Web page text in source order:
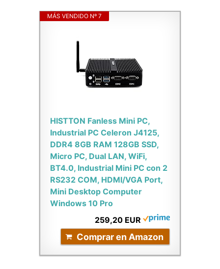
MÁS VENDIDO Nº 7
HISTTON Fanless Mini PC,
Industrial PC Celeron J4125,
DDR4 8GB RAM 128GB SSD,
Micro PC, Dual LAN, WiFi,
BT4.0, Industrial Mini PC con 2
RS232 COM, HDMI/VGA Port,
Mini Desktop Computer
Windows 10 Pro
259,20 EUR
Comprar en Amazon